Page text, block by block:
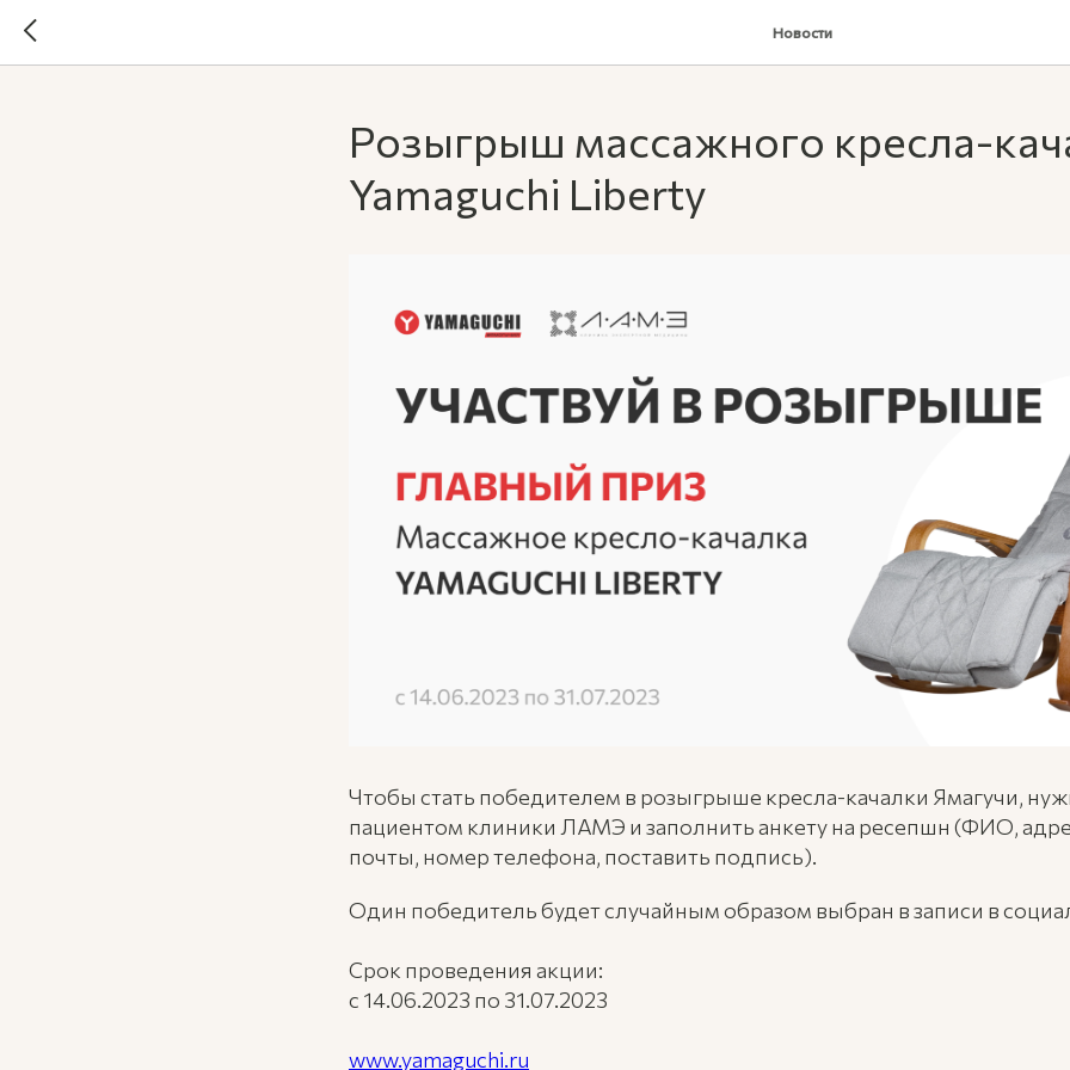
Новости
Розыгрыш массажного кресла-
Yamaguchi Liberty
Чтобы стать победителем в розыгрыше кресла-качалки Ямагучи,
пациентом клиники ЛАМЭ и заполнить анкету на ресепшн (ФИО,
почты, номер телефона, поставить подпись).
Один победитель будет случайным образом выбран в записи в
Срок проведения акции:
с 14.06.2023 по 31.07.2023
www.yamaguchi.ru